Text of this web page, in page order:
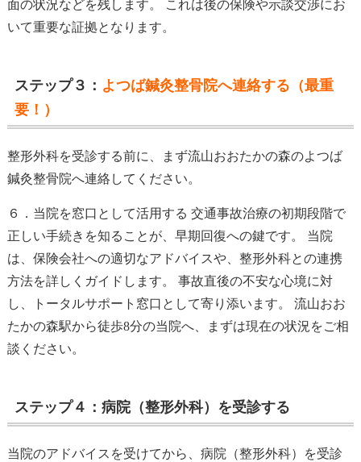
面の状況などを残します。 これは後の保険や示談交渉にお
いて重要な証拠となります。
ステップ３： よつば鍼灸整骨院へ連絡する（最重
要！）
整形外科を受診する前に、まず流山おおたかの森のよつば
鍼灸整骨院へ連絡してください。
６．当院を窓口として活用する 交通事故治療の初期段階で
正しい手続きを知ることが、早期回復への鍵です。 当院
は、保険会社への適切なアドバイスや、整形外科との連携
方法を詳しくガイドします。 事故直後の不安な心境に対
し、トータルサポート窓口として寄り添います。 流山おお
たかの森駅から徒歩8分の当院へ、まずは現在の状況をご相
談ください。
ステップ４：病院（整形外科）を受診する
当院のアドバイスを受けてから、病院（整形外科）を受診